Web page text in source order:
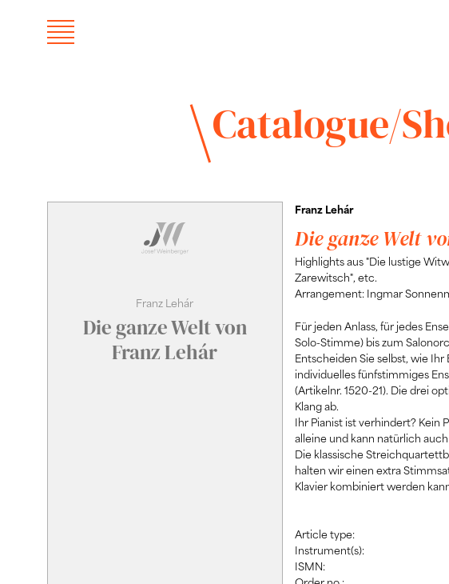
Catalogue/
Franz Lehár
Die ganze Welt von
Franz Lehár
Franz Lehár
Die ganze Welt
Highlights aus "Die lustige
Zarewitsch", etc.
Arrangement: Ingmar
Für jeden Anlass, für jedes
Solo-Stimme) bis zum
Entscheiden Sie selbst, wie
individuelles fünfstimmiges
(Artikelnr. 1520-21). Die drei
Klang ab.
Ihr Pianist ist verhindert? Kein
alleine und kann natürlich
Die klassische
halten wir einen extra
Klavier kombiniert werden
Article type:
Instrument(s):
ISMN: